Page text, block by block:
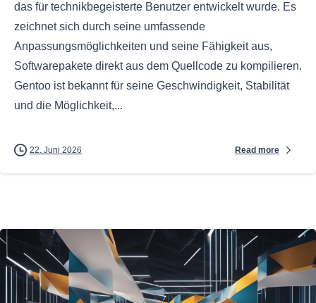
das für technikbegeisterte Benutzer entwickelt wurde. Es
zeichnet sich durch seine umfassende
Anpassungsmöglichkeiten und seine Fähigkeit aus,
Softwarepakete direkt aus dem Quellcode zu kompilieren.
Gentoo ist bekannt für seine Geschwindigkeit, Stabilität
und die Möglichkeit,...
22. Juni 2026 Read more